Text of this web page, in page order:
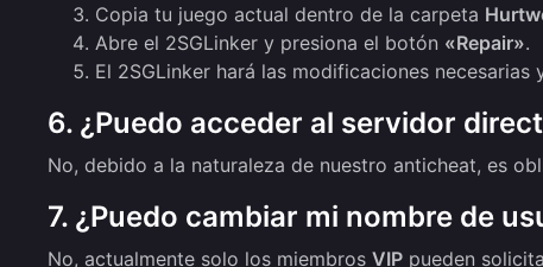
Copia tu juego actual dentro de la carpeta
Abre el 2SGLinker y presiona el botón «Repair».
El 2SGLinker hará las modificaciones
6. ¿Puedo acceder al servidor
No, debido a la naturaleza de nuestro anticheat, es
7. ¿Puedo cambiar mi nombre de
No, actualmente solo los miembrosVIP pueden